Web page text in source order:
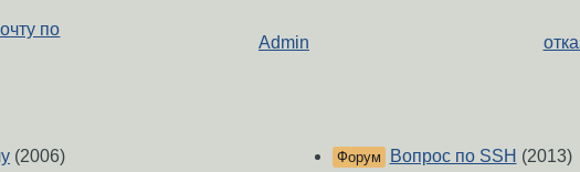
по
Admin
(2006) Форум Вопрос по SSH (2013)